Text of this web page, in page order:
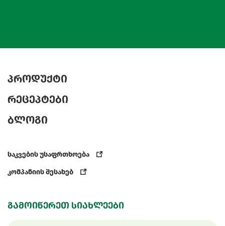
პროდუქტი
რეცეპტები
ბლოგი
საკვების უსაფრთხოება
კომპანიის შესახებ
გამოიწერეთ სიახლეები